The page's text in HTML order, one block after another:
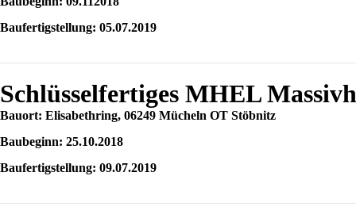
Baufertigstellung: 05.07.2019
Schlüsselfertiges MHEL
Bauort: Elisabethring, 06249 Mücheln OT Stöbnitz
Baubeginn: 25.10.2018
Baufertigstellung: 09.07.2019